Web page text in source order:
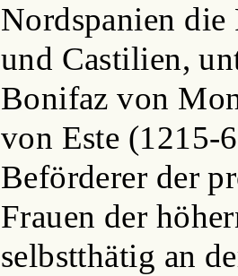
Nordspanien
und Castilien,
Bonifaz von
von Este (1215-
Beförderer der
Frauen der
selbstthätig an